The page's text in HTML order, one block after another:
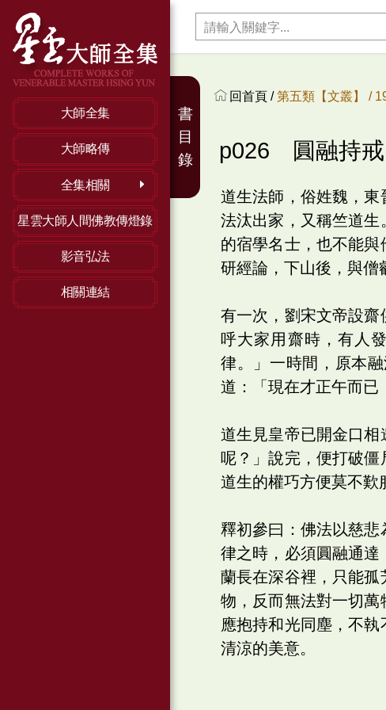
大師全集
大師略傳
全集相關
星雲大師人間佛教傳燈錄
影音弘法
相關連結
回首頁 /第五類【文叢】 /
p026 圓融持戒
道生法師，俗姓魏，
法汰出家，又稱竺道
的宿學名士，也不能
研經論，下山後，與僧
有一次，劉宋文帝設
呼大家用齋時，有人
律。」一時間，原本
道：「現在才正午而已
道生見皇帝已開金口
呢？」說完，便打破
道生的權巧方便莫不歎
釋初參曰：佛法以慈
律之時，必須圓融通
蘭長在深谷裡，只能
物，反而無法對一切萬
應抱持和光同塵，不
清涼的美意。
書
目
錄